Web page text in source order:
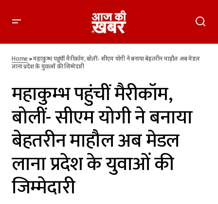
मेडल लाना प्रदेश के युवाओं की जिम्मेदारी
Home»महाकुम्भ पहुंचीं मैरीकॉम, बोलीं- सीएम योगी ने बनाया बेहतरीन माहौल अब मेडल
लाना प्रदेश के युवाओं की जिम्मेदारी
महाकुम्भ पहुंचीं मैरीकॉम,
बोलीं- सीएम योगी ने बनाया
बेहतरीन माहौल अब मेडल
लाना प्रदेश के युवाओं की
जिम्मेदारी